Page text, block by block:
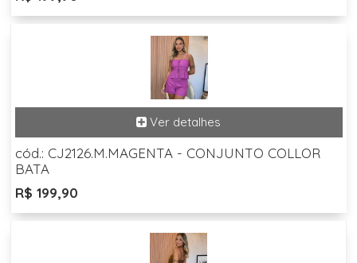
cód.: CJ2126.M.MAGENTA - CONJUNTO COLLOR
BATA
R$ 199,90